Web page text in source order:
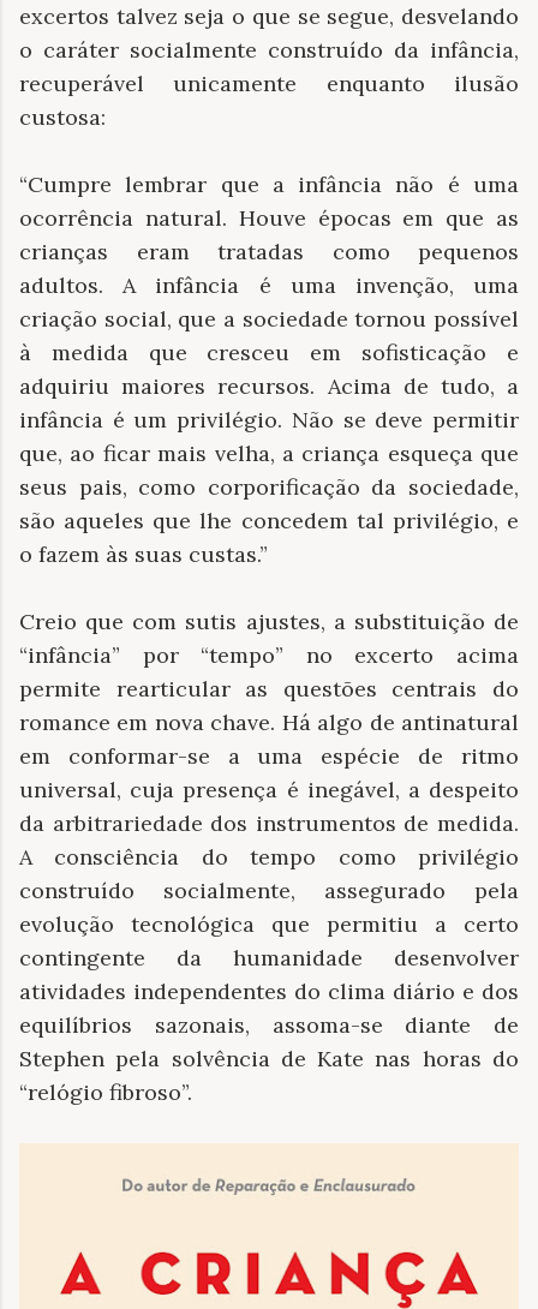
excertos talvez seja o que se segue, desvelando
o caráter socialmente construído da infância,
recuperável unicamente enquanto ilusão
custosa:
“Cumpre lembrar que a infância não é uma
ocorrência natural. Houve épocas em que as
crianças eram tratadas como pequenos
adultos. A infância é uma invenção, uma
criação social, que a sociedade tornou possível
à medida que cresceu em sofisticação e
adquiriu maiores recursos. Acima de tudo, a
infância é um privilégio. Não se deve permitir
que, ao ficar mais velha, a criança esqueça que
seus pais, como corporificação da sociedade,
são aqueles que lhe concedem tal privilégio, e
o fazem às suas custas.”
Creio que com sutis ajustes, a substituição de
“infância” por “tempo” no excerto acima
permite rearticular as questões centrais do
romance em nova chave. Há algo de antinatural
em conformar-se a uma espécie de ritmo
universal, cuja presença é inegável, a despeito
da arbitrariedade dos instrumentos de medida.
A consciência do tempo como privilégio
construído socialmente, assegurado pela
evolução tecnológica que permitiu a certo
contingente da humanidade desenvolver
atividades independentes do clima diário e dos
equilíbrios sazonais, assoma-se diante de
Stephen pela solvência de Kate nas horas do
“relógio fibroso”.